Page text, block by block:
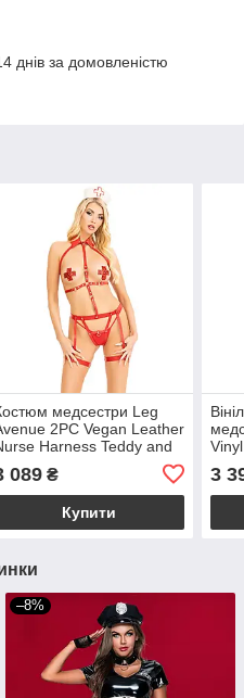
днів за домовленістю
медсестри Leg
2PC Vegan Leather
Harness Teddy and
Headband Red S, шапочка
089₴
Купити
3
–8%